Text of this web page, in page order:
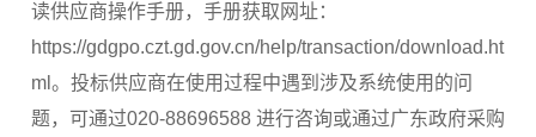
读供应商操作手册，手册获取网址：
https://gdgpo.czt.gd.gov.cn/help/transaction/download.ht
ml。投标供应商在使用过程中遇到涉及系统使用的问
题，可通过020-88696588 进行咨询或通过广东政府采购